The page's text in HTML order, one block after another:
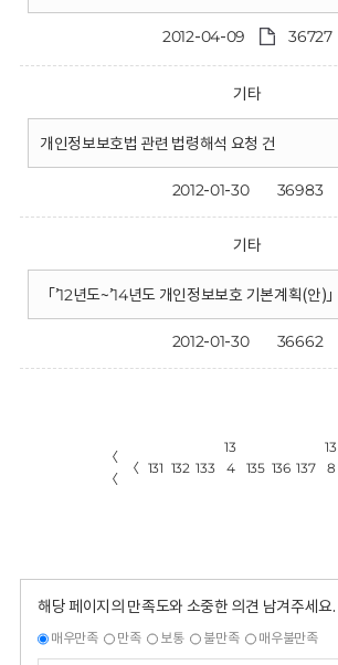
2012-04-09 36727
기타
개인정보보호법 관련 법령해석 요청 건
2012-01-30 36983
기타
「’12년도~’14년도 개인정보보호 기본계획(안)」
2012-01-30 36662
〈
〈
〈 131 132 133
13
4
135 136 137
13
8
해당 페이지의 만족도와 소중한 의견 남겨주세요.
매우만족 만족 보통 불만족 매우불만족